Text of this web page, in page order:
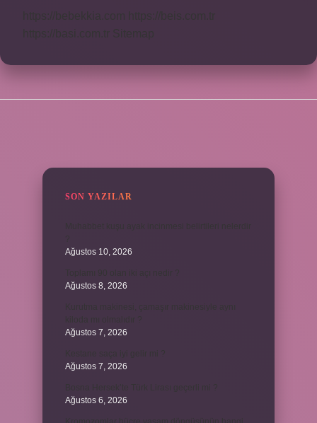
SON YAZILAR
Ağustos 10, 2026
Ağustos 8, 2026
Ağustos 7, 2026
Ağustos 7, 2026
Ağustos 6, 2026